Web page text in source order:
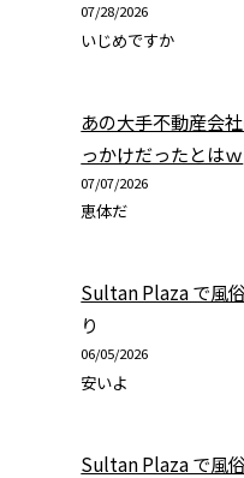
07/28/2026
いじめですか
あの大手不動産会
っかけだったとはｗ
07/07/2026
恵体だ
Sultan Plaza で風
り
06/05/2026
安いよ
Sultan Plaza で風